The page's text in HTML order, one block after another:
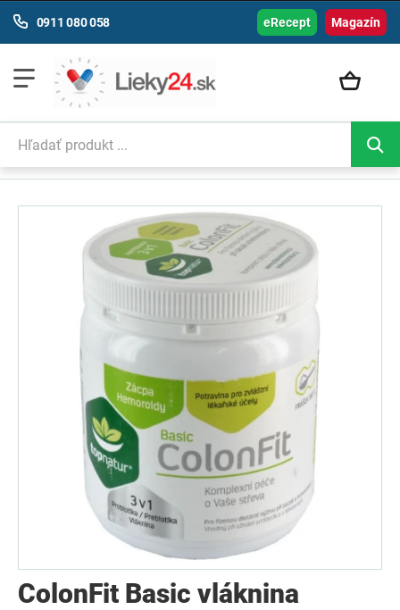
Magazín
0911 080 058 eRecept
ColonFit Basic vláknina